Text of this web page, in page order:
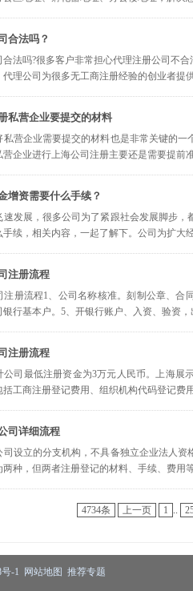
合法吗？
合法吗?很多客户非常担心代理注册公司不
代理公司为很多无工商注册经验的创业者提
私营企业要提交的材料
私营企业需要提交的材料也是非常关键的
营企业进行上海公司注册主要还是需要提前
增资需要什么手续？
速发展，很多公司为了紧跟社会发展脚步
手续，相关内容，一起了解下。公司为扩大
注册流程
注册流程1、公司名称核准。刻制公章、合
银行基本户。5、开银行账户、入资、验资
注册流程
公司最低注册资金为3万元人民币。上海展
括工商注册登记费用、组织机构代码登记费
司详细流程
司设立的分支机构，不具备独立企业法人
两种，但两者注册登记的材料、手续、费用
4734条 上一页 1 ..
-1 网站地图 推荐专题